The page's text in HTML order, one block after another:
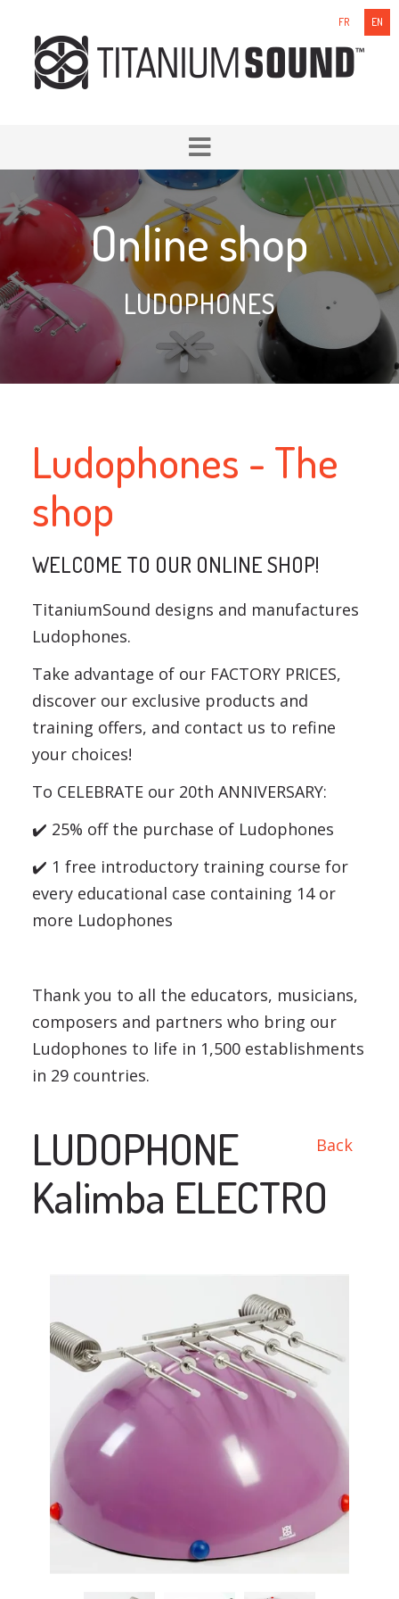
FR EN
Online shop
LUDOPHONES
Ludophones - The
shop
WELCOME TO OUR ONLINE SHOP!
TitaniumSound designs and manufactures
Ludophones.
Take advantage of our FACTORY PRICES,
discover our exclusive products and
training offers, and contact us to refine
your choices!
To CELEBRATE our 20th ANNIVERSARY:
✔️ 25% off the purchase of Ludophones
✔️ 1 free introductory training course for
every educational case containing 14 or
more Ludophones
Thank you to all the educators, musicians,
composers and partners who bring our
Ludophones to life in 1,500 establishments
in 29 countries.
Back
LUDOPHONE
Kalimba ELECTRO